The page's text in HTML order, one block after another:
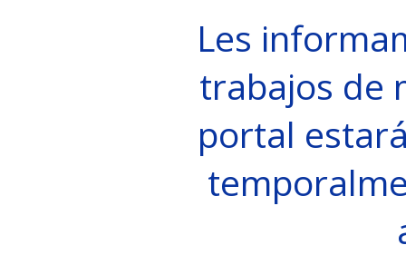
Les
trabajos de
portal